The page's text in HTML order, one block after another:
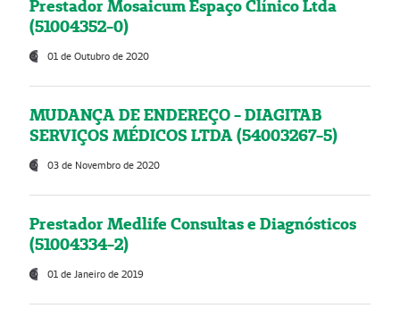
Prestador Mosaicum Espaço Clínico Ltda
(51004352-0)
01 de Outubro de 2020
MUDANÇA DE ENDEREÇO - DIAGITAB
SERVIÇOS MÉDICOS LTDA (54003267-5)
03 de Novembro de 2020
Prestador Medlife Consultas e Diagnósticos
(51004334-2)
01 de Janeiro de 2019